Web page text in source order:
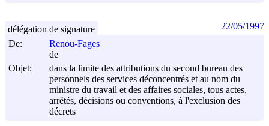
De:
Renou-Fages
de
Objet:
dans la limite des attributions du second bureau des
personnels des services déconcentrés et au nom du
ministre du travail et des affaires sociales, tous actes,
arrêtés, décisions ou conventions, à l'exclusion des
décrets
délégation de signature 22/05/1997